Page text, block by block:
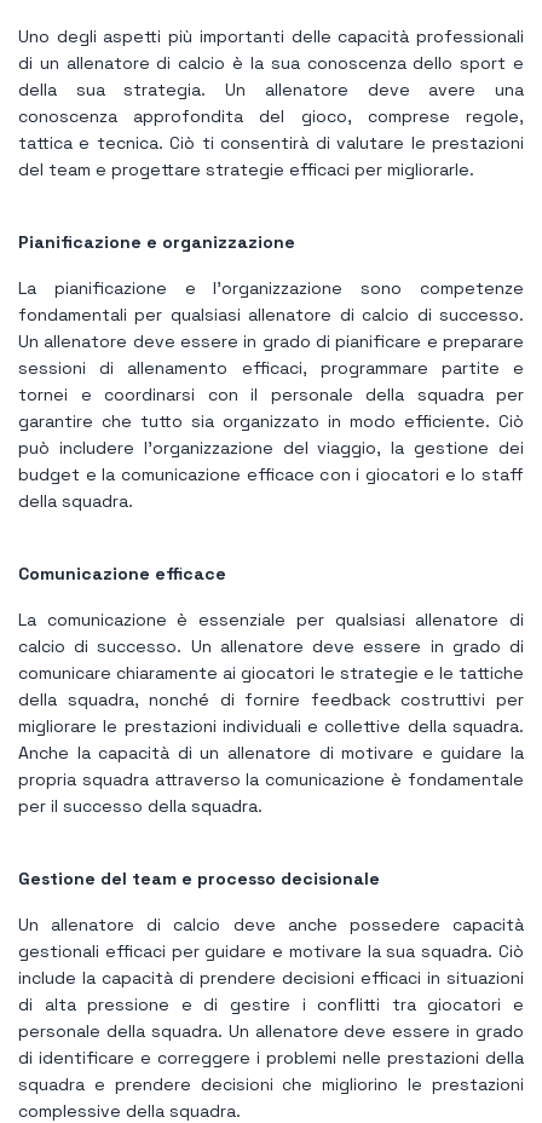
Uno degli aspetti più importanti delle capacità professionali
di un allenatore di calcio è la sua conoscenza dello sport e
della sua strategia. Un allenatore deve avere una
conoscenza approfondita del gioco, comprese regole,
tattica e tecnica. Ciò ti consentirà di valutare le prestazioni
del team e progettare strategie efficaci per migliorarle.
Pianificazione e organizzazione
La pianificazione e l’organizzazione sono competenze
fondamentali per qualsiasi allenatore di calcio di successo.
Un allenatore deve essere in grado di pianificare e preparare
sessioni di allenamento efficaci, programmare partite e
tornei e coordinarsi con il personale della squadra per
garantire che tutto sia organizzato in modo efficiente. Ciò
può includere l'organizzazione del viaggio, la gestione dei
budget e la comunicazione efficace con i giocatori e lo staff
della squadra.
Comunicazione efficace
La comunicazione è essenziale per qualsiasi allenatore di
calcio di successo. Un allenatore deve essere in grado di
comunicare chiaramente ai giocatori le strategie e le tattiche
della squadra, nonché di fornire feedback costruttivi per
migliorare le prestazioni individuali e collettive della squadra.
Anche la capacità di un allenatore di motivare e guidare la
propria squadra attraverso la comunicazione è fondamentale
per il successo della squadra.
Gestione del team e processo decisionale
Un allenatore di calcio deve anche possedere capacità
gestionali efficaci per guidare e motivare la sua squadra. Ciò
include la capacità di prendere decisioni efficaci in situazioni
di alta pressione e di gestire i conflitti tra giocatori e
personale della squadra. Un allenatore deve essere in grado
di identificare e correggere i problemi nelle prestazioni della
squadra e prendere decisioni che migliorino le prestazioni
complessive della squadra.